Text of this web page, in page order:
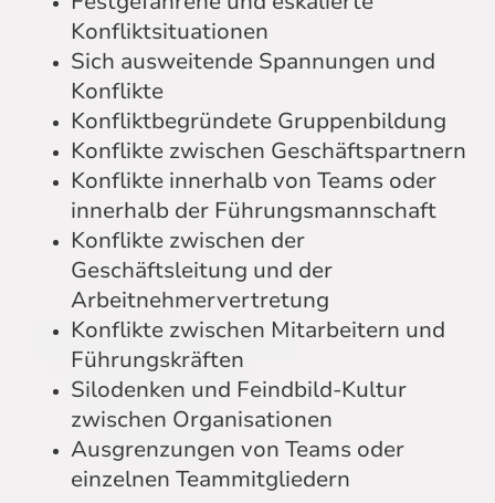
Konfliktsituationen
Sich ausweitende Spannungen und
Konflikte
Konfliktbegründete Gruppenbildung
Konflikte zwischen Geschäftspartnern
Konflikte innerhalb von Teams oder
innerhalb der Führungsmannschaft
Konflikte zwischen der
Geschäftsleitung und der
Arbeitnehmervertretung
Konflikte zwischen Mitarbeitern und
Führungskräften
Silodenken und Feindbild-Kultur
zwischen Organisationen
Ausgrenzungen von Teams oder
einzelnen Teammitgliedern